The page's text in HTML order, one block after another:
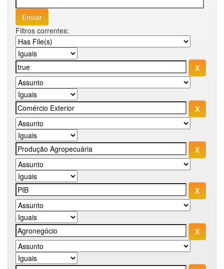
Filtros correntes: